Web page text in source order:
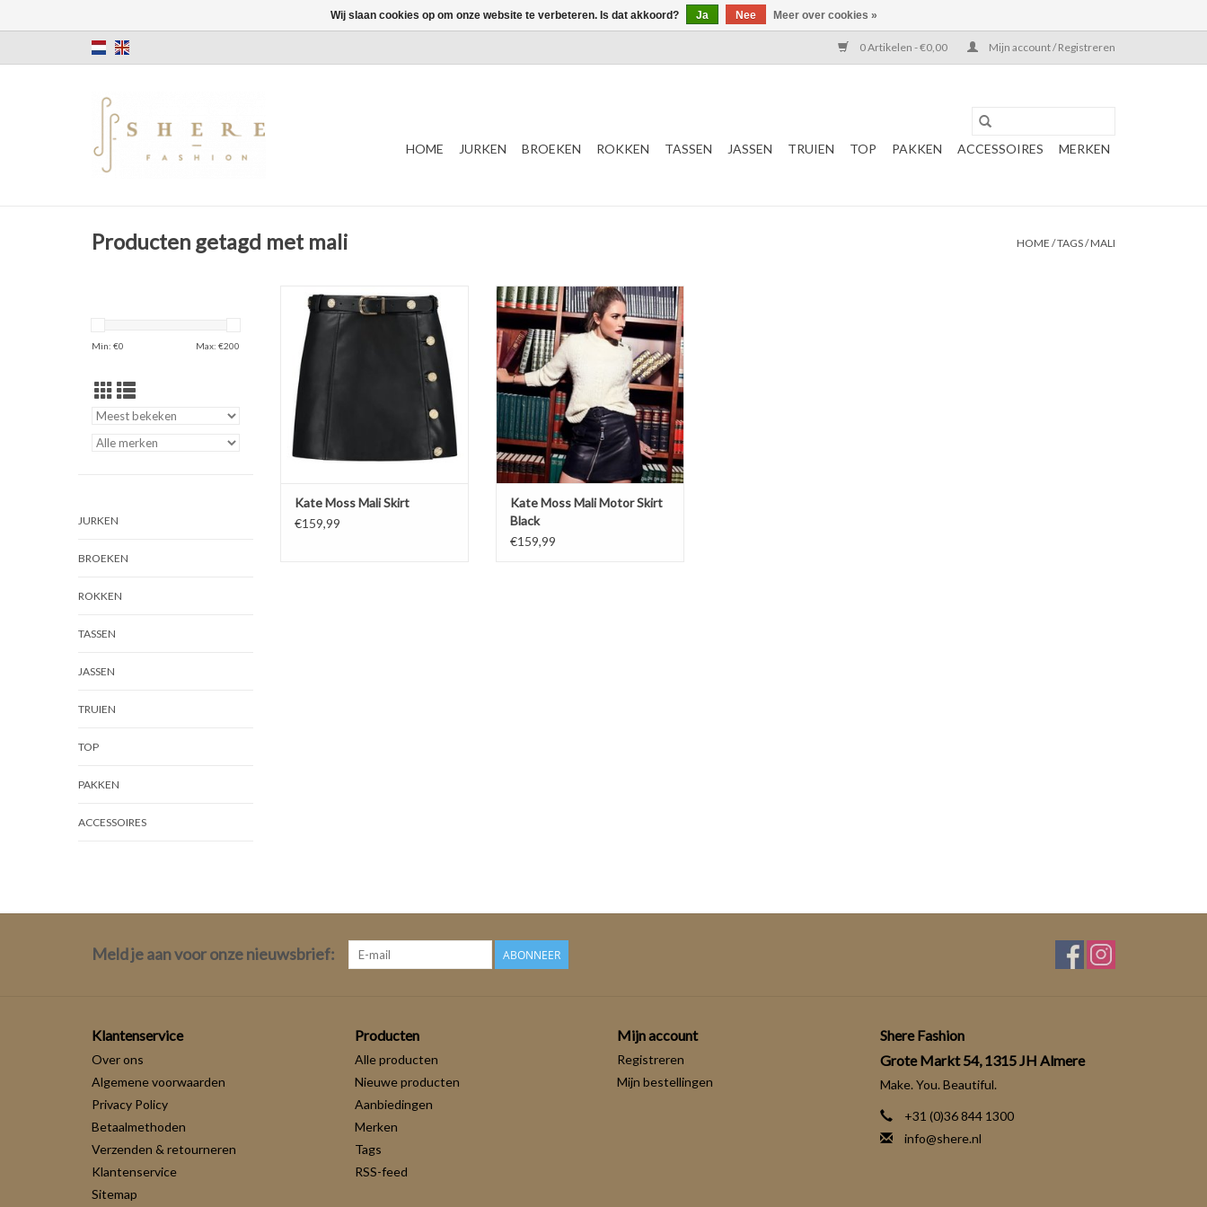
0 Artikelen - €0,00 Mijn account / Registreren
HOME JURKEN BROEKEN ROKKEN TASSEN JASSEN TRUIEN TOP PAKKEN ACCESSOIRES MERKEN
Producten getagd met mali HOME /TAGS/MALI
Min: €0 Max: €200
JURKEN
BROEKEN
ROKKEN
TASSEN
JASSEN
TRUIEN
TOP
PAKKEN
ACCESSOIRES
Kate Moss
NIKKIE
Kate Moss Mali Skirt
€159,99
Kate Moss
NIKKIE
Mali Motor Skirt
Color: Black
TOEVOEGEN AAN WINKELWAGEN
Kate Moss Mali Motor Skirt
Black
€159,99
Meld je aan voor onze nieuwsbrief: ABONNEER
Klantenservice
Over ons
Algemene voorwaarden
Privacy Policy
Betaalmethoden
Verzenden & retourneren
Klantenservice
Sitemap
Producten
Alle producten
Nieuwe producten
Aanbiedingen
Merken
Tags
RSS-feed
Mijn account
Registreren
Mijn bestellingen
Shere Fashion
Grote Markt 54, 1315 JH Almere
Make. You. Beautiful.
+31 (0)36 844 1300
info@shere.nl
Wij slaan cookies op om onze website te verbeteren. Is dat akkoord? Ja Nee Meer over cookies »